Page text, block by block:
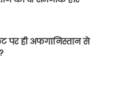
पर ही अफगानिस्तान से